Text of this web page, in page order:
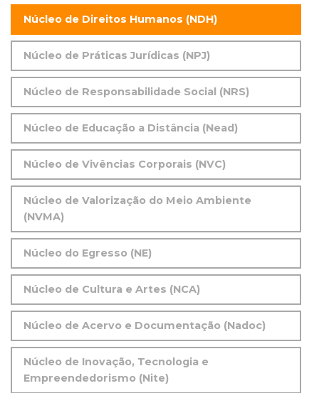
Núcleo de Direitos Humanos (NDH)
Núcleo de Práticas Jurídicas (NPJ)
Núcleo de Responsabilidade Social (NRS)
Núcleo de Educação a Distância (Nead)
Núcleo de Vivências Corporais (NVC)
Núcleo de Valorização do Meio Ambiente
(NVMA)
Núcleo do Egresso (NE)
Núcleo de Cultura e Artes (NCA)
Núcleo de Acervo e Documentação (Nadoc)
Núcleo de Inovação, Tecnologia e
Empreendedorismo (Nite)